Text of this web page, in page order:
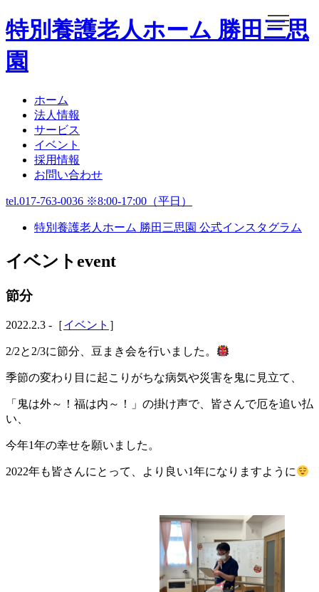
特別養護老人ホーム 勝田三思
園
ホーム
法人情報
サービス
イベント
採用情報
お問い合わせ
tel.017-763-0036 ※8:00-17:00（平日）
法人情報
サービス
イベント
グルメ
採用情報
特別養護老人ホーム 勝田三思園
特別養護老人ホーム 勝田三思園 公式インスタグラム
イベントevent
節分
2022.2.3 -［イベント ］
2/2と2/3に節分、豆まき会を行いました。
季節の変わり目に起こりがちな病気や災害を鬼に見立て、
「鬼は外～！福は内～！」の掛け声で、皆さんで厄を追い払
い、
今年1年の幸せを願いました。
2022年も皆さんにとって、より良い1年になりますように